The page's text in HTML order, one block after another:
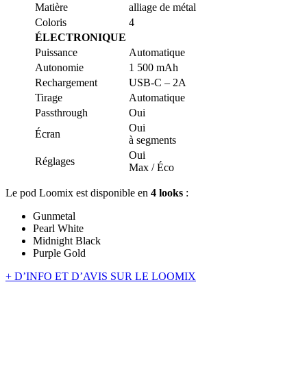
Matière
alliage de métal
Coloris
4
ÉLECTRONIQUE
Puissance
Automatique
Autonomie
1 500 mAh
Rechargement
USB-C – 2A
Tirage
Automatique
Passthrough
Oui
Écran
Oui
à segments
Réglages
Oui
Max / Éco
Le pod Loomix est disponible en 4 looks :
Gunmetal
Pearl White
Midnight Black
Purple Gold
+ D’INFO ET D’AVIS SUR LE LOOMIX